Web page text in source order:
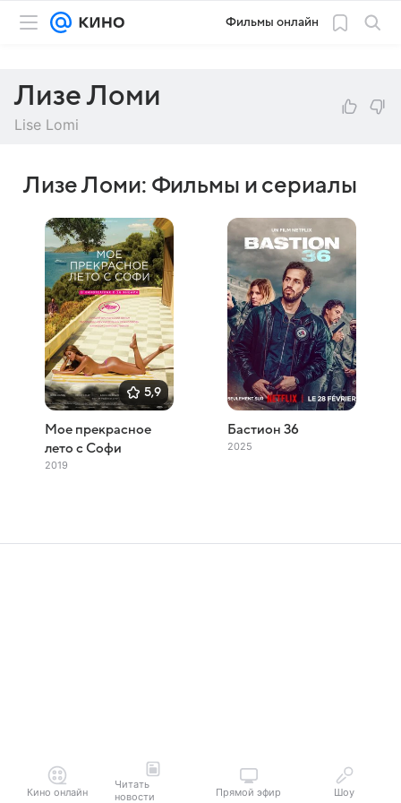
Фильмы онлайн
Лизе Ломи
Lise Lomi
Лизе Ломи: Фильмы и сериалы
5,9
Мое прекрасное
лето с Софи
2019
Бастион 36
2025
Кино онлайн
Читать
новости
Прямой эфир Шоу